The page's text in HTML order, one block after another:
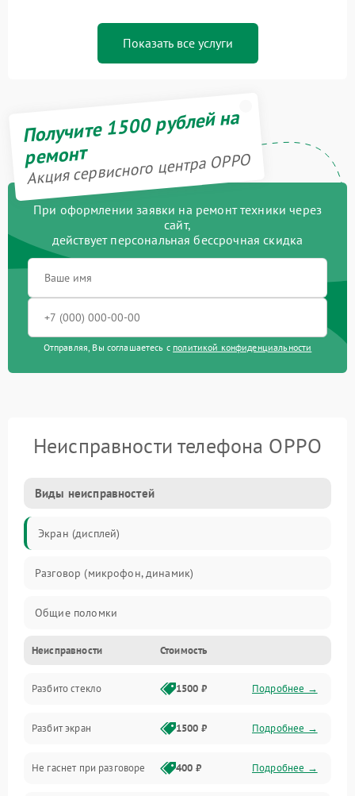
Показать все услуги
Получите 1500 рублей на
ремонт
Акция сервисного центра OPPO
При оформлении заявки на ремонт техники через
сайт,
действует персональная бессрочная скидка
Отправляя, Вы соглашаетесь с политикой конфиденциальности
Неисправности телефона OPPO
Виды неисправностей
Экран (дисплей)
Разговор (микрофон, динамик)
Общие поломки
Проблемы связи
Камеры
Проблемы с дисплеем и сенсором
Зарядка
Неисправности Стоимость
Разбито стекло 1500 ₽ Подробнее →
Разбит экран 1500 ₽ Подробнее →
Не гаснет при разговоре 400 ₽ Подробнее →